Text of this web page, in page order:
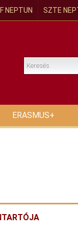
NEPTUN SZTE
ERASMUS+